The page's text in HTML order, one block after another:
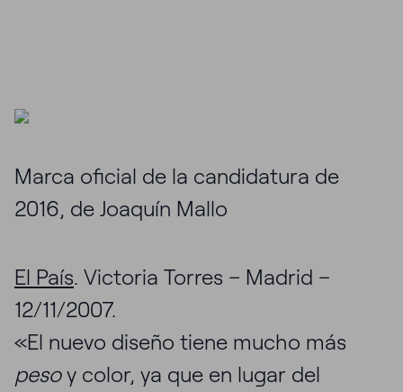
Marca oficial de la candidatura de
2016, de Joaquín Mallo
El País. Victoria Torres – Madrid –
12/11/2007.
«El nuevo diseño tiene mucho más
pesoy color, ya que en lugar del